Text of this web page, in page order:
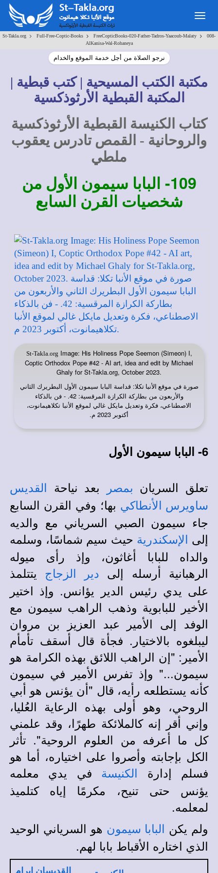
St-Takla.org > Full-Free-Coptic-Books > FreeCopticBooks-020-Father-Tadros-Yaacoub-Malaty >
008-
AlKanisa-Wal-Rohaneya
نرجو الصلاة من أجل خدمة الموقع والخدام
مكتبة الكتب المسيحية | كتب قبطية |
المكتبة القبطية الأرثوذكسية
كتاب الكنيسة القبطية الأرثوذكسية
والروحانية - القمص تادرس يعقوب
ملطي
109-
البابا سيمون الأول من
شخصيات القرن السابع
St-Takla.org Image: His Holiness Pope Seemon (Simeon) I,
Coptic Orthodox Pope #42 - AI art, idea and edit by Michael
Ghaly for St-Takla.org, October 2023.
صورة في موقع الأنبا تكلا: قداسة البابا سيمون الأول البطريرك الثاني
والأربعون من بطاركة الكرازة المرقسية: 42. - فن بالذكاء
الاصطناعي، فكرة وتعديل مايكل غالي لموقع الأنبا تكلاهيمانوت،
أكتوبر 2023 م.
6- البابا سيمون الأول
تعلق السريان بمصر بعد نياحة
القديس
ساويرس الأنطاكي بها؛ وفي القرن السابع
جاء سيمون الصبي السرياني مع والديه
إلى
الإسكندرية حيث سيم شماسًا، وسلمه
والداه للبابا أغاثون، وإذ رأى ميوله
الرهبانية أرسله إلى
دير الزجاج
يتتلمذ
على يدي رئيس الدير يؤانس. وإذ اختير
الأخير للبابوية وذهب الراهب سيمون مع
الوفد إلى الأمير عبد العزيز بن مروان
ليبلغوه بالاختيار. فجأة قال أسقف تأمأم
الأمير: "إن الراهب اللائق بهذه الكرامة هو
سيمون..." وإذ تفرس الأمير في سيمون
كأنه يستطلعه رأيه، قال "أن يؤنس هو أبي
الروحي، وهو أولى بهذه الرعاية العُليا،
وإني أقر إنه كالملائكة طهرًا، وقد علمني
كل ما أعرفه من العلوم الروحية". تأثر
الكل بإجابته وأصروا على اختياره، أما هو
فسلم إدارة
الكنيسة
في يدي معلمه
يؤنس حتى تنيح، مكرمًا إياه كتلميذ
لمعلمه.
ولم يكن
البابا سيمون هو السرياني الوحيد
الذي اختاره الأقباط بابا لهم.
القديسان إبرام